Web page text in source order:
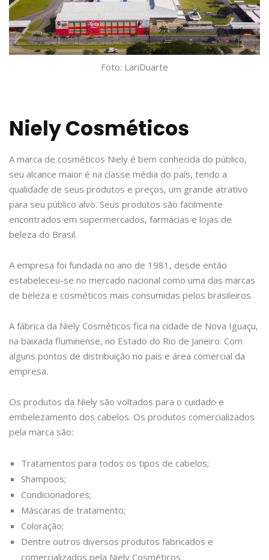
Foto: LariDuarte
Niely Cosméticos
A marca de cosméticos Niely é bem conhecida do público,
seu alcance maior é na classe média do país, tendo a
qualidade de seus produtos e preços, um grande atrativo
para seu público alvo. Seus produtos são facilmente
encontrados em supermercados, farmácias e lojas de
beleza do Brasil.
A empresa foi fundada no ano de 1981, desde então
estabeleceu-se no mercado nacional como uma das marcas
de beleza e cosméticos mais consumidas pelos brasileiros.
A fábrica da Niely Cosméticos fica na cidade de Nova Iguaçu,
na baixada fluminense, no Estado do Rio de Janeiro. Com
alguns pontos de distribuição no país e área comercial da
empresa.
Os produtos da Niely são voltados para o cuidado e
embelezamento dos cabelos. Os produtos comercializados
pela marca são:
Tratamentos para todos os tipos de cabelos;
Shampoos;
Condicionadores;
Máscaras de tratamento;
Coloração;
Dentre outros diversos produtos fabricados e
comercializados pela Niely Cosméticos.